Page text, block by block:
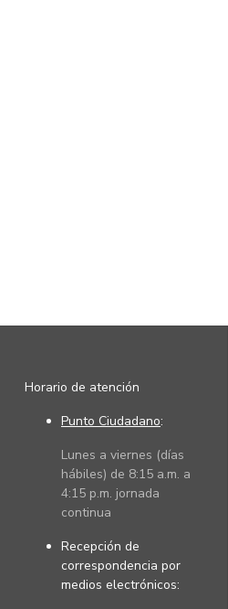
Horario de atención
Punto Ciudadano:
Lunes a viernes (días
hábiles) de 8:15 a.m. a
4:15 p.m. jornada
continua
Recepción de
correspondencia por
medios electrónicos: